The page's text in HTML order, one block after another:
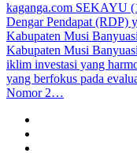
kaganga.com SEKAYU
Dengar Pendapat (RDP)
Kabupaten Musi
Kabupaten Musi
iklim investasi yang
yang berfokus pada
Nomor 2…